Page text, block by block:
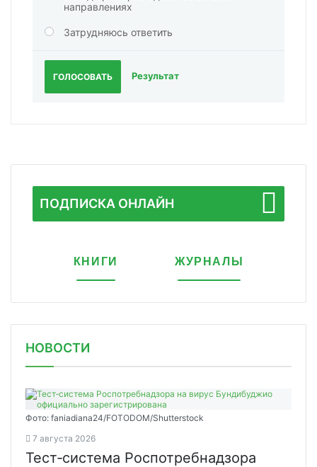
направлениях
Затрудняюсь ответить
ГОЛОСОВАТЬ Результат
ПОДПИСКА ОНЛАЙН
КНИГИ ЖУРНАЛЫ
НОВОСТИ
Фото: faniadiana24/FOTODOM/Shutterstock
7 августа 2026
Тест‑система Роспотребнадзора